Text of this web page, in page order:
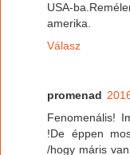
USA-
amerika.
Válasz
promenad
Fenomenális!
!De éppen
/hogy máris